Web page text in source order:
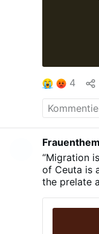
4
“Migration
of Ceuta is
the prelate